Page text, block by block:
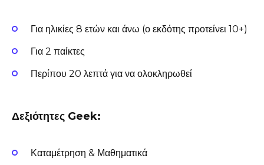
Για ηλικίες 8 ετών και άνω (ο εκδότης προτείνει 10+)
Για 2 παίκτες
Περίπου 20 λεπτά για να ολοκληρωθεί
Δεξιότητες Geek:
Καταμέτρηση & Μαθηματικά